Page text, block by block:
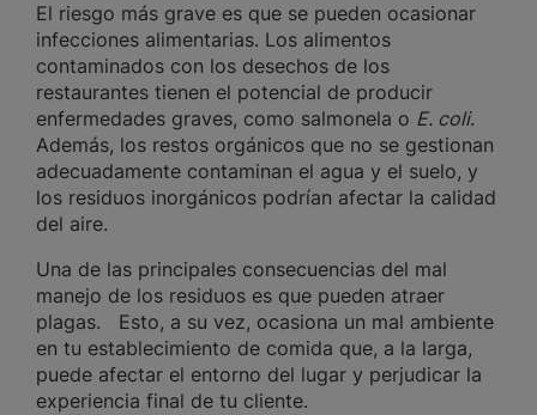
El riesgo más grave es que se pueden ocasionar
infecciones alimentarias. Los alimentos
contaminados con los desechos de los
restaurantes tienen el potencial de producir
enfermedades graves, como salmonela o E. coli.
Además, los restos orgánicos que no se gestionan
adecuadamente contaminan el agua y el suelo, y
los residuos inorgánicos podrían afectar la calidad
del aire.
Una de las principales consecuencias del mal
manejo de los residuos es que pueden atraer
plagas. Esto, a su vez, ocasiona un mal ambiente
en tu establecimiento de comida que, a la larga,
puede afectar el entorno del lugar y perjudicar la
experiencia final de tu cliente.